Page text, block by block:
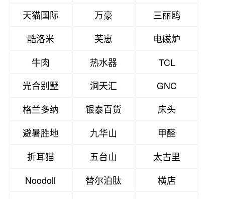
天猫国际
万豪
三丽鸥
酷洛米
芙崽
电磁炉
牛肉
热水器
TCL
光合别墅
洞天汇
GNC
格兰多纳
银泰百货
床头
避暑胜地
九华山
甲醛
折耳猫
五台山
太古里
Noodoll
替尔泊肽
横店